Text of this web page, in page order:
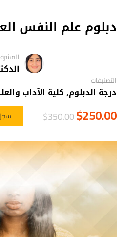
دبلوم علم النفس
التصنيفات
درجة الدبلوم,كلية الآداب
$350.00$250.00